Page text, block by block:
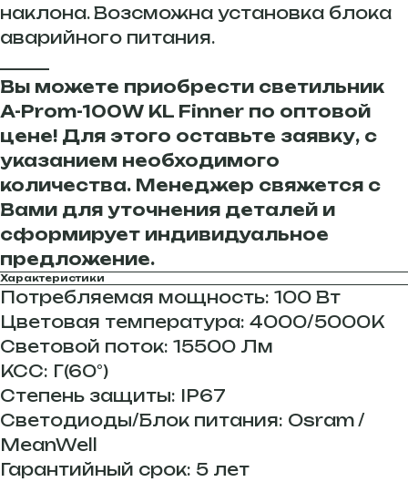
наклона. Возсможна установка блока
аварийного питания.
Вы можете приобрести светильник
A-Prom-100W KL Finner по оптовой
цене! Для этого оставьте заявку, с
указанием необходимого
количества. Менеджер свяжется с
Вами для уточнения деталей и
сформирует индивидуальное
предложение.
Характеристики
Потребляемая мощность: 100 Вт
Цветовая температура: 4000/5000К
Световой поток: 15500 Лм
КСС: Г(60°)
Степень защиты: IP67
Светодиоды/Блок питания: Osram /
MeanWell
Гарантийный срок: 5 лет